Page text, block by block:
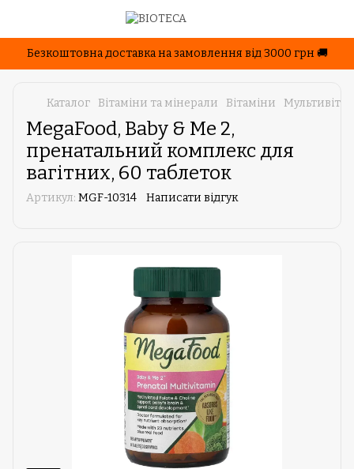
Безкоштовна доставка на замовлення від 3000 грн 🚚
Каталог Вітаміни та мінерали Вітаміни
MegaFood, Baby & Me 2,
пренатальний комплекс для
вагітних, 60 таблеток
Артикул: MGF-10314 Написати відгук